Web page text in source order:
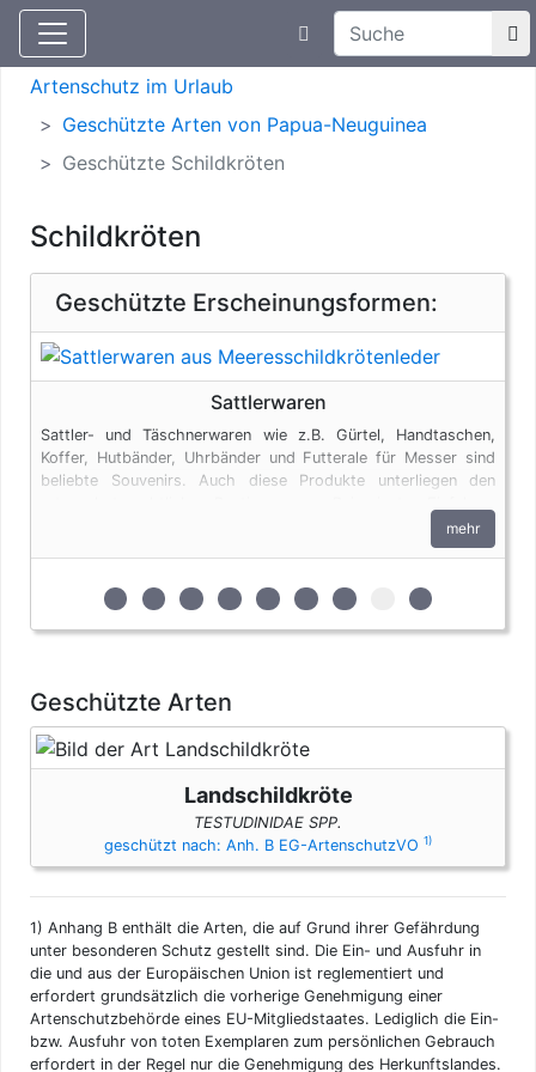
Aktuelle Meldungen
Suchtexteingabe
Artenschutz
Artenschutz im Urlaub
Geschützte Arten von Papua-Neuguinea
Geschützte Schildkröten
Schildkröten
Geschützte Erscheinungsformen:
Sattlerwaren
Sattler- und Täschnerwaren wie z.B. Gürtel, Handtaschen,
Koffer, Hutbänder, Uhrbänder und Futterale für Messer sind
beliebte Souvenirs. Auch diese Produkte unterliegen den
zum persönlichen Gebrauch sind bis zu vier Erzeugnisse von
Krokodilen des Anhangs B pro Person genehmigungsfrei,
Fleisch und Jagdtrophäen sind von dieser Dokumentenfreiheit
mehr
zur 1. geschützten Erscheinungsform (Eier)
zur 2. geschützten Erscheinungsform
zur 3. geschützten Erscheinungsform
zur 4. geschützten
zur 5. geschützten
zur 6. geschützten
zur 7. geschützten
zur 8.zur 9.
Geschützte Arten
Landschildkröte
TESTUDINIDAE SPP.
geschützt nach: Anh. B EG-ArtenschutzVO 1)
1) Anhang B enthält die Arten, die auf Grund ihrer Gefährdung
unter besonderen Schutz gestellt sind. Die Ein- und Ausfuhr in
die und aus der Europäischen Union ist reglementiert und
erfordert grundsätzlich die vorherige Genehmigung einer
Artenschutzbehörde eines EU-Mitgliedstaates. Lediglich die Ein-
bzw. Ausfuhr von toten Exemplaren zum persönlichen Gebrauch
erfordert in der Regel nur die Genehmigung des Herkunftslandes.